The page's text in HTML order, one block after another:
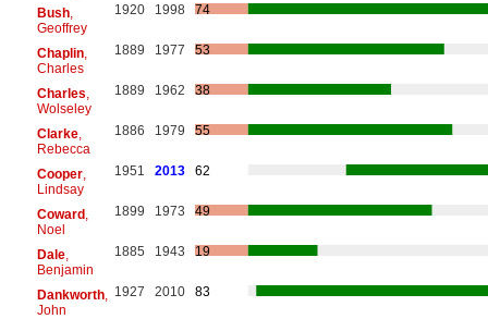
Bush,
Geoffrey
1920 1998 74
Chaplin,
Charles
1889 1977 53
Charles
Wolseley
1889 1962 38
Clarke,
Rebecca
1886 1979 55
Cooper,
Lindsay
1951 2013 62
Coward,
Noel
1899 1973 49
Dale,
Benjamin
1885 1943 19
Dankworth,
John
1927 2010 83